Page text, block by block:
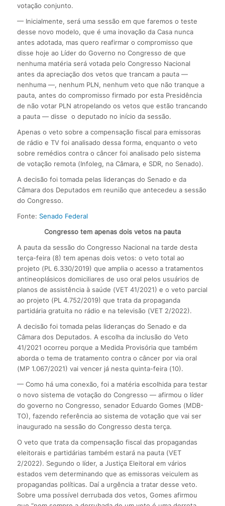
votação conjunto.
— Inicialmente, será uma sessão em que faremos o teste
desse novo modelo, que é uma inovação da Casa nunca
antes adotada, mas quero reafirmar o compromisso que
disse hoje ao Líder do Governo no Congresso de que
nenhuma matéria será votada pelo Congresso Nacional
antes da apreciação dos vetos que trancam a pauta —
nenhuma —, nenhum PLN, nenhum veto que não tranque a
pauta, antes do compromisso firmado por esta Presidência
de não votar PLN atropelando os vetos que estão trancando
a pauta — disse o deputado no início da sessão.
Apenas o veto sobre a compensação fiscal para emissoras
de rádio e TV foi analisado dessa forma, enquanto o veto
sobre remédios contra o câncer foi analisado pelo sistema
de votação remota (Infoleg, na Câmara, e SDR, no Senado).
A decisão foi tomada pelas lideranças do Senado e da
Câmara dos Deputados em reunião que antecedeu a sessão
do Congresso.
Fonte: Senado Federal
Congresso tem apenas dois vetos na pauta
A pauta da sessão do Congresso Nacional na tarde desta
terça-feira (8) tem apenas dois vetos: o veto total ao
projeto (PL 6.330/2019) que amplia o acesso a tratamentos
antineoplásicos domiciliares de uso oral pelos usuários de
planos de assistência à saúde (VET 41/2021) e o veto parcial
ao projeto (PL 4.752/2019) que trata da propaganda
partidária gratuita no rádio e na televisão (VET 2/2022).
A decisão foi tomada pelas lideranças do Senado e da
Câmara dos Deputados. A escolha da inclusão do Veto
41/2021 ocorreu porque a Medida Provisória que também
aborda o tema de tratamento contra o câncer por via oral
(MP 1.067/2021) vai vencer já nesta quinta-feira (10).
— Como há uma conexão, foi a matéria escolhida para testar
o novo sistema de votação do Congresso — afirmou o líder
do governo no Congresso, senador Eduardo Gomes (MDB-
TO), fazendo referência ao sistema de votação que vai ser
inaugurado na sessão do Congresso desta terça.
O veto que trata da compensação fiscal das propagandas
eleitorais e partidárias também estará na pauta (VET
2/2022). Segundo o líder, a Justiça Eleitoral em vários
estados vem determinando que as emissoras veiculem as
propagandas políticas. Daí a urgência a tratar desse veto.
Sobre uma possível derrubada dos vetos, Gomes afirmou